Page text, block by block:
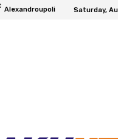
Alexandroupoli Saturday,